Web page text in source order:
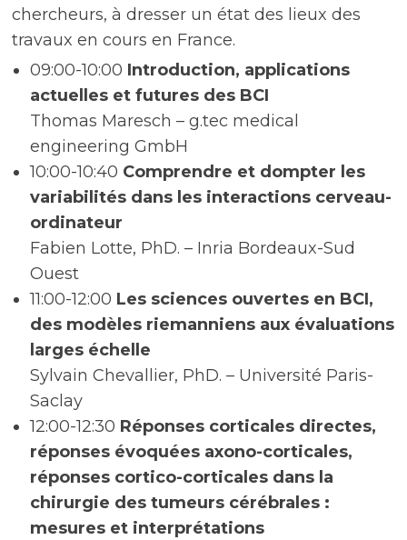
chercheurs, à dresser un état des lieux des
travaux en cours en France.
09:00-10:00 Introduction, applications
actuelles et futures des BCI
Thomas Maresch – g.tec medical
engineering GmbH
10:00-10:40 Comprendre et dompter les
variabilités dans les interactions cerveau-
ordinateur
Fabien Lotte, PhD. – Inria Bordeaux-Sud
Ouest
11:00-12:00 Les sciences ouvertes en BCI,
des modèles riemanniens aux évaluations
larges échelle
Sylvain Chevallier, PhD. – Université Paris-
Saclay
12:00-12:30 Réponses corticales directes,
réponses évoquées axono-corticales,
réponses cortico-corticales dans la
chirurgie des tumeurs cérébrales :
mesures et interprétations